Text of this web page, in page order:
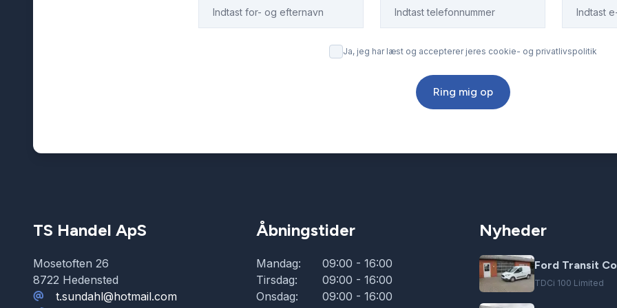
Ja, jeg har læst og accepterer jeres cookie- og privatlivspolitik
Ring mig op
TS Handel ApS
Mosetoften 26
8722 Hedensted
t.sundahl@hotmail.com
Åbningstider
Mandag:
09:00 - 16:00
Tirsdag:
09:00 - 16:00
Onsdag:
09:00 - 16:00
Nyheder
Ford Transit
TDCi 100 Limited